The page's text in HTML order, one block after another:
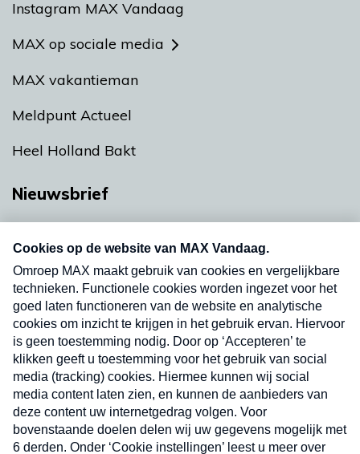
Instagram MAX Vandaag
MAX op sociale media
MAX vakantieman
Meldpunt Actueel
Heel Holland Bakt
Nieuwsbrief
nieuwsbrief. Elke vrijdag- en dinsdagochtend in
uw mailbox.
Verzend